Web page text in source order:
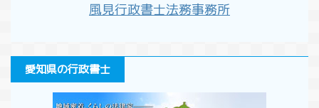
風見行政書士法務事務所
愛知県の行政書士